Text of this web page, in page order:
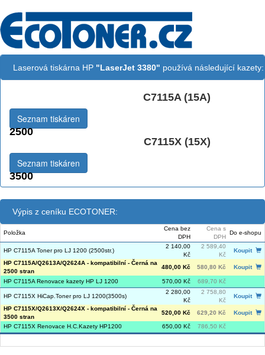
Laserová tiskárna HP "LaserJet 3380" používá následující kazety:
C7115A (15A)
2500
Seznam tiskáren
C7115X (15X)
3500
Seznam tiskáren
Výpis z ceníku ECOTONER:
Položka
Cena bez
DPH
Cena s
DPH
Do e-shopu
HP C7115A Toner pro LJ 1200 (2500str.)
2 140,00
Kč
2 589,40
Kč
Koupit
HP C7115A/Q2613A/Q2624A - kompatibilní - Černá na
2500 stran
480,00 Kč 580,80 Kč Koupit
HP C7115A Renovace kazety HP LJ 1200 570,00 Kč 689,70 Kč
HP C7115X HiCap.Toner pro LJ 1200(3500s)
2 280,00
Kč
2 758,80
Kč
Koupit
HP C7115X/Q2613X/Q2624X - kompatibilní - Černá na
3500 stran
520,00 Kč 629,20 Kč Koupit
HP C7115X Renovace H.C.Kazety HP1200 650,00 Kč 786,50 Kč